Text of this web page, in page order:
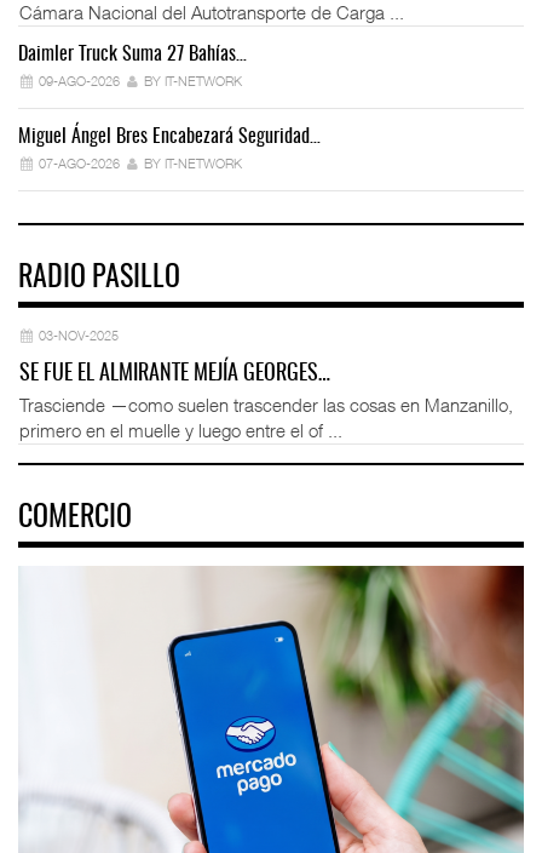
Cámara Nacional del Autotransporte de Carga ...
Daimler Truck Suma 27 Bahías…
09-AGO-2026 BY IT-NETWORK
Miguel Ángel Bres Encabezará Seguridad…
07-AGO-2026 BY IT-NETWORK
RADIO PASILLO
03-NOV-2025
SE FUE EL ALMIRANTE MEJÍA GEORGES…
Trasciende —como suelen trascender las cosas en Manzanillo,
primero en el muelle y luego entre el of ...
COMERCIO